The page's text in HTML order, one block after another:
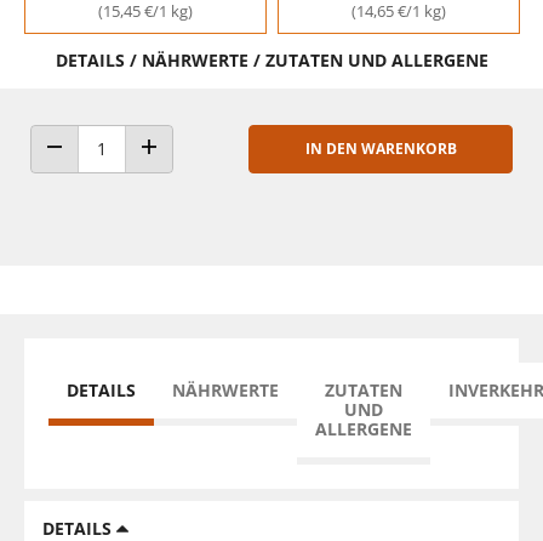
(15,45 €/1 kg) (14,65 €/1 kg)
DETAILS / NÄHRWERTE / ZUTATEN UND ALLERGENE
ANZAHL VERRINGERNANZAHL ERHÖHEN
IN DEN WARENKORB
DETAILS NÄHRWERTE
ZUTATEN
UND
ALLERGENE
DETAILS